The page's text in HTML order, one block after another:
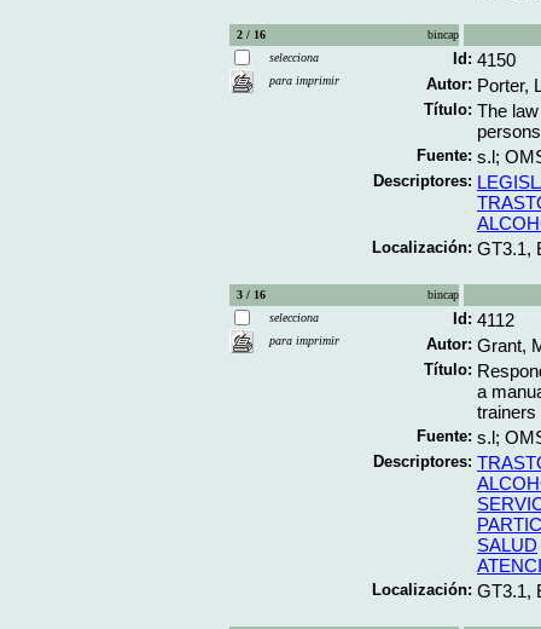
2 / 16
bincap
selecciona
para imprimir
Id: 4150
Autor: Porter,
Título: The
Fuente: s.l;
Descriptores:
Localización: GT3.1,
3 / 16
bincap
selecciona
para imprimir
Id: 4112
Autor: Grant,
Título:
a
trainers
Fuente: s.l;
Descriptores:
SALUD
Localización: GT3.1,